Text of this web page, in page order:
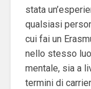
stata
qualsiasi
cui fai un
nello stesso
mentale, sia a
termini di